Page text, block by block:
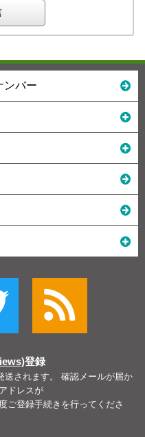
ンバー
登録
送されます。 確認メールが届か
ドレスが
ご登録手続きを行ってくださ